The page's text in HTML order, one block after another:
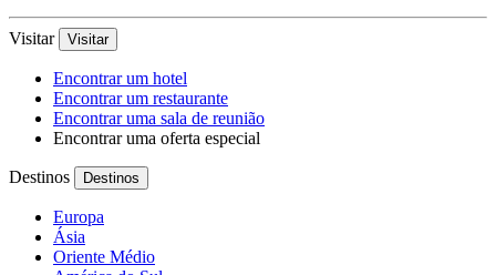
Visitar Visitar
Encontrar um hotel
Encontrar um restaurante
Encontrar uma sala de reunião
Encontrar uma oferta especial
Destinos Destinos
Europa
Ásia
Oriente Médio